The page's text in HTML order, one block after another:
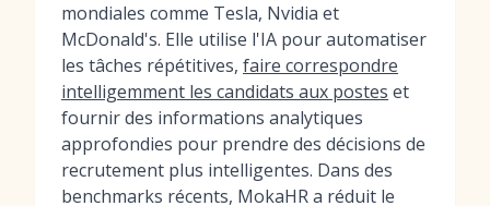
mondiales comme Tesla, Nvidia et
McDonald's. Elle utilise l'IA pour automatiser
les tâches répétitives, faire correspondre
intelligemment les candidats aux postes et
fournir des informations analytiques
approfondies pour prendre des décisions de
recrutement plus intelligentes. Dans des
benchmarks récents, MokaHR a réduit le